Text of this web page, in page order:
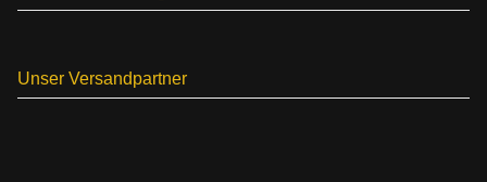
Unser Versandpartner